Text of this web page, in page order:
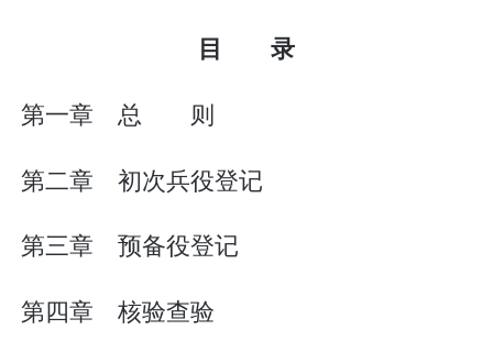
目 录
第一章 总 则
第二章 初次兵役登记
第三章 预备役登记
第四章 核验查验